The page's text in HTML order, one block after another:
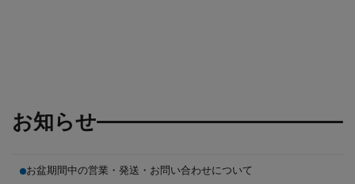
お知らせ
お盆期間中の営業・発送・お問い合わせについて